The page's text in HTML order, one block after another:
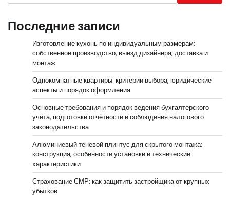
Последние записи
Изготовление кухонь по индивидуальным размерам:
собственное производство, выезд дизайнера, доставка и
монтаж
Однокомнатные квартиры: критерии выбора, юридические
аспекты и порядок оформления
Основные требования и порядок ведения бухгалтерского
учёта, подготовки отчётности и соблюдения налогового
законодательства
Алюминиевый теневой плинтус для скрытого монтажа:
конструкция, особенности установки и технические
характеристики
Страхование СМР: как защитить застройщика от крупных
убытков